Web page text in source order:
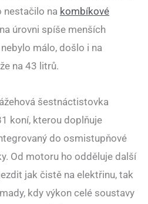
nestačilo na kombíkové
úrovni spíše menších
málo, došlo i na
na 43 litrů.
šestnáctistovka
koní, kterou doplňuje
do osmistupňové
Od motoru ho odděluje další
jak čistě na elektřinu, tak
kdy výkon celé soustavy